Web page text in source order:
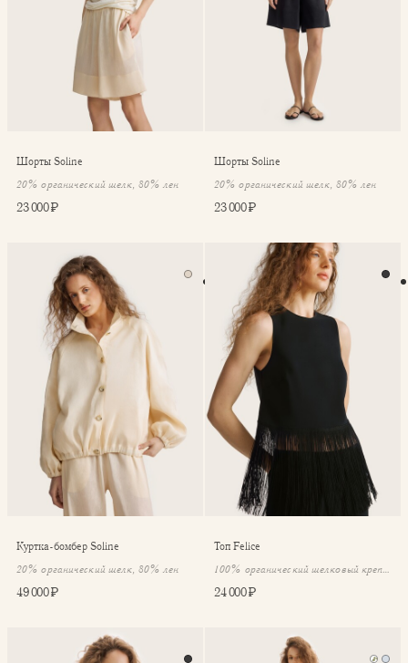
Шорты Soline
20% органический шелк, 80% лен
23 000 ₽
Шорты Soline
20% органический шелк, 80% лен
23 000 ₽
Куртка-бомбер Soline
Куртка-бомбер Soline
20% органический шелк, 80% лен
49 000 ₽
Топ Felice
Топ Felice
100% органический шелковый крепдешин
24 000 ₽
Юбка Etta